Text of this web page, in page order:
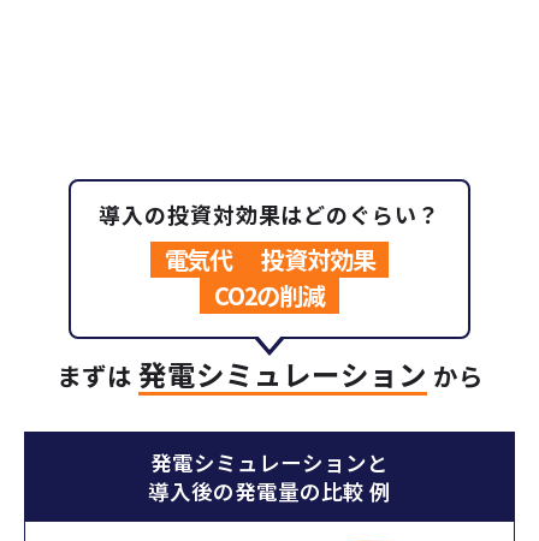
導入の投資対効果はどのぐらい？
電気代
投資対効果
CO2の削減
まずは 発電シミュレーション から
発電シミュレーションと
導入後の発電量の比較 例